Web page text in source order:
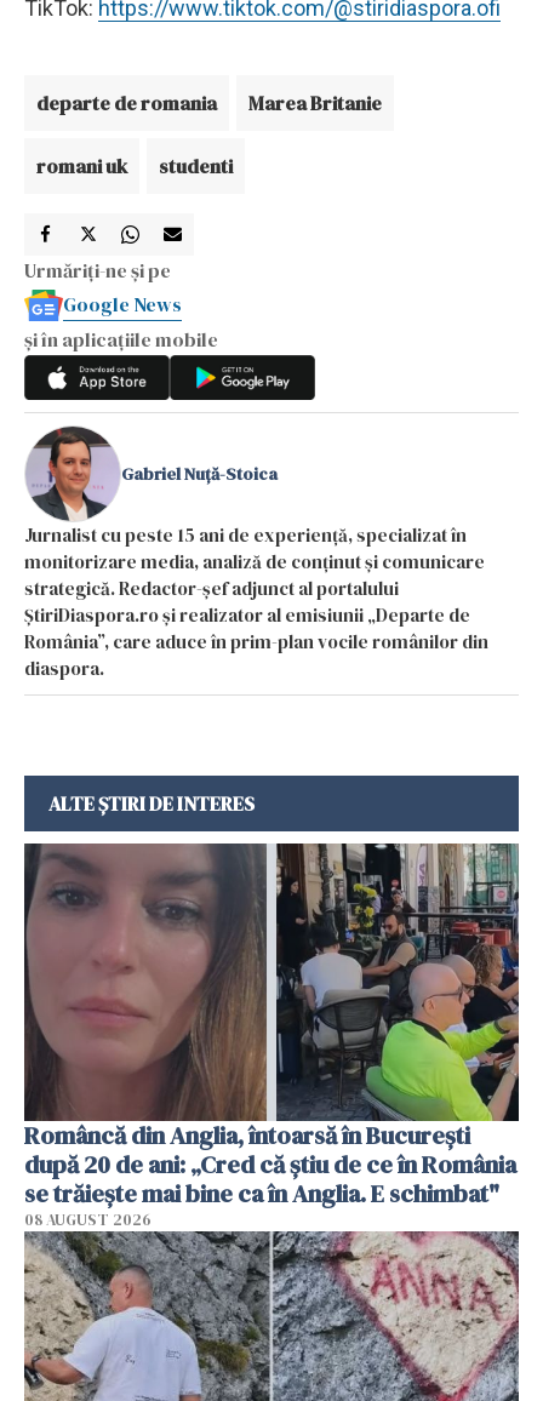
TikTok: https://www.tiktok.com/@stiridiaspora.ofi
departe de romania Marea Britanie
romani uk studenti
Urmăriți-ne și pe
Google News
și în aplicațiile mobile
Gabriel Nuță-Stoica
Jurnalist cu peste 15 ani de experiență, specializat în
monitorizare media, analiză de conținut și comunicare
strategică. Redactor-șef adjunct al portalului
ȘtiriDiaspora.ro și realizator al emisiunii „Departe de
România”, care aduce în prim-plan vocile românilor din
diaspora.
ALTE ȘTIRI DE INTERES
Româncă din Anglia, întoarsă în București
după 20 de ani: „Cred că știu de ce în România
se trăiește mai bine ca în Anglia. E schimbat"
08 AUGUST 2026